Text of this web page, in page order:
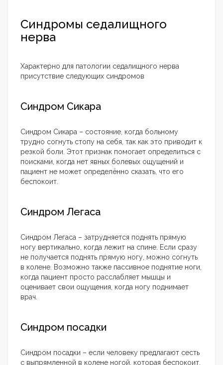
Синдромы седалищного
нерва
Характерно для патологии седалищного нерва
присутствие следующих синдромов
Синдром Сикара
Синдром Сикара – состояние, когда больному
трудно согнуть стопу на себя, так как это приводит к
резкой боли. Этот признак помогает определиться с
поисками, когда нет явных болевых ощущений и
пациент не может определённо сказать, что его
беспокоит.
Синдром Легаса
Синдром Легаса – затрудняется поднять прямую
ногу вертикально, когда лежит на спине. Если сразу
не получается поднять прямую ногу, можно согнуть
в колене. Возможно также пассивное поднятие ноги,
когда пациент просто расслабляет мышцы и
оценивает свои ощущения, когда ногу поднимает
врач.
Синдром посадки
Синдром посадки – если человеку предлагают сесть
с выпрямленной в колене ногой, которая беспокоит,